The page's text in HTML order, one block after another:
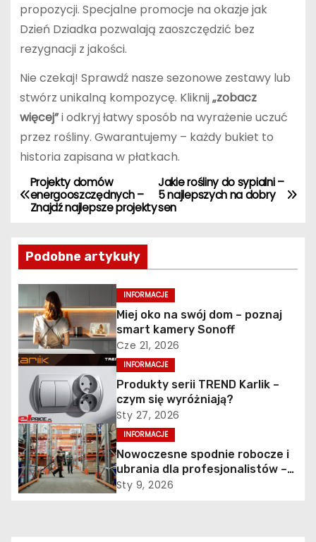
propozycji. Specjalne promocje na okazje jak
Dzień Dziadka pozwalają zaoszczędzić bez
rezygnacji z jakości.
Nie czekaj! Sprawdź nasze sezonowe zestawy lub
stwórz unikalną kompozycę. Kliknij„zobacz
więcej”i odkryj łatwy sposób na wyrażenie uczuć
przez rośliny. Gwarantujemy – każdy bukiet to
historia zapisana w płatkach.
N
a
w
i
g
a
c
a
w
p
Jakie rośliny do sypialni –
5 najlepszych na dobry
sen
Projekty domów
energooszczędnych –
Znajdź najlepsze projekty
Podobne artykuły
INFORMACJE
Miej oko na swój dom – poznaj
smart kamery Sonoff
Cze 21, 2026
INFORMACJE
Produkty serii TREND Karlik –
czym się wyróżniają?
Sty 27, 2026
INFORMACJE
Nowoczesne spodnie robocze i
ubrania dla profesjonalistów –
jak połączyć komfort z
Sty 9, 2026